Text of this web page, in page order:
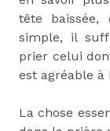
tête
simple, il
prier celui
est agréable à
La chose